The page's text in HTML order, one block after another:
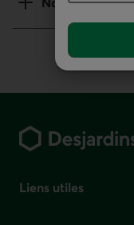
Liens utiles